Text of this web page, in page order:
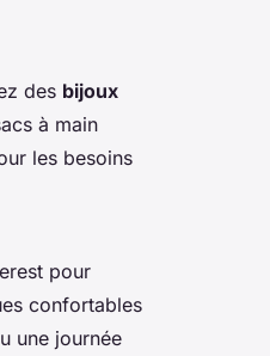
des bijoux
à main
les besoins
pour
confortables
une journée